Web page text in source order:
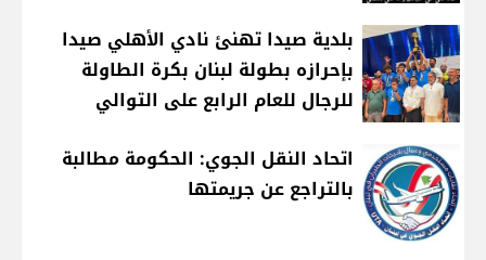
بلدية صيدا تهنئ نادي الأهلي صيدا
بإحرازه بطولة لبنان بكرة الطاولة
للرجال للعام الرابع على التوالي
اتحاد النقل الجوي: الحكومة مطالبة
بالتراجع عن جريمتها